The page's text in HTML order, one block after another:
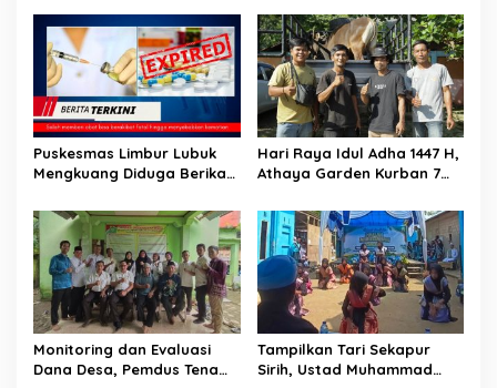
Blokade Angkutan Batu
Bara di Jalinsum Bungo
Peduli Bungo Ancam Demo
Puskesmas Limbur Lubuk
Mengkuang Diduga Berikan
Pasien
Hari Raya Idul Adha 1447 H,
Athaya Garden Kurban 7
Monitoring dan Evaluasi
Dana Desa, Pemdus Tenam
Tampilkan Tari Sekapur
Sirih, Ustad Muhammad